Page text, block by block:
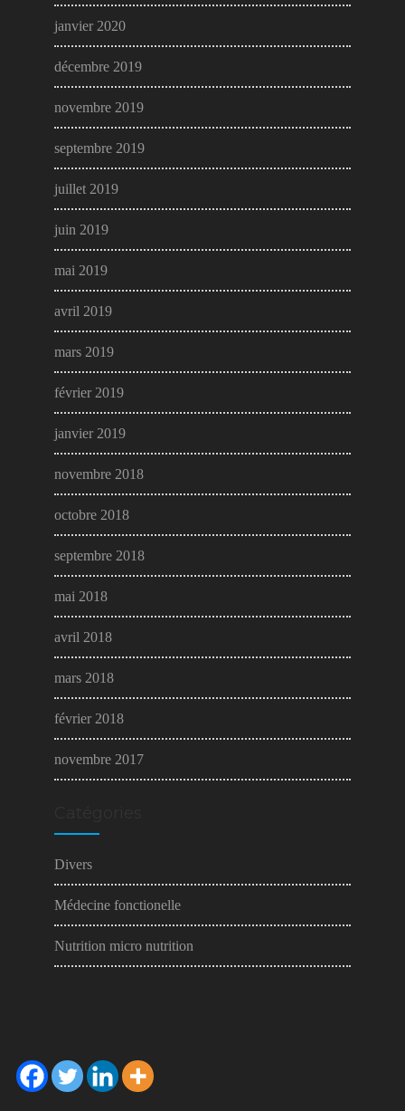
janvier 2020
décembre 2019
novembre 2019
septembre 2019
juillet 2019
juin 2019
mai 2019
avril 2019
mars 2019
février 2019
janvier 2019
novembre 2018
octobre 2018
septembre 2018
mai 2018
avril 2018
mars 2018
février 2018
novembre 2017
Divers
Médecine fonctionelle
Nutrition micro nutrition